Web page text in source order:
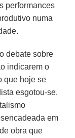
performances
numa
debate sobre
indicarem o
que hoje se
esgotou-se.
em
obra que